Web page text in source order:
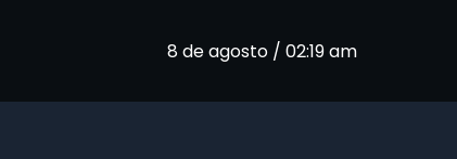
8 de agosto / 02:19 am